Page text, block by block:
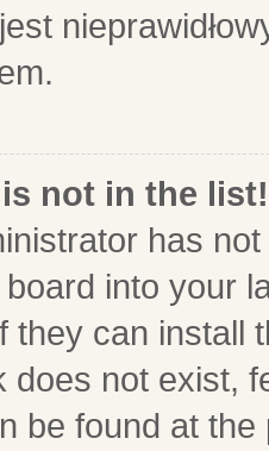
not in the list!
has
into your
they can install
does not exist,
be found at